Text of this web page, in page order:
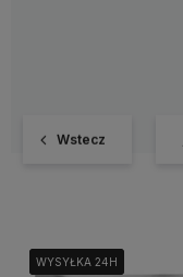
Wstecz
WYSYŁKA 24H
WYSYŁKA 24H
WYSYŁKA 24H